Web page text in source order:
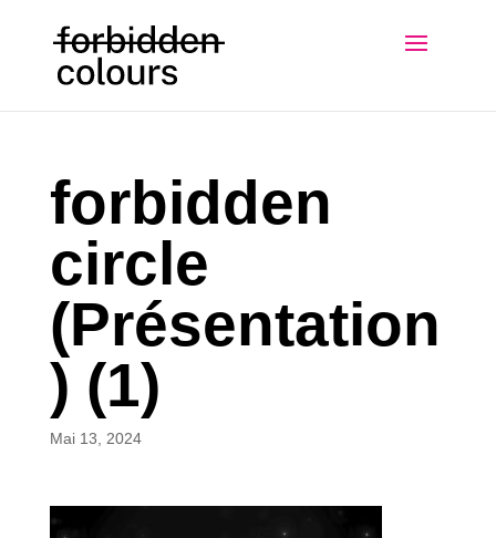
forbidden
circle
(Présentation
) (1)
Mai 13, 2024